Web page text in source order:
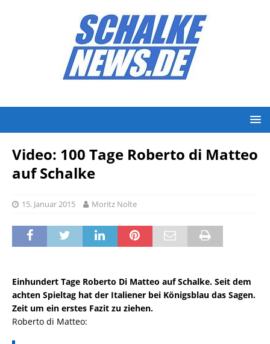
Video: 100 Tage Roberto di Matteo
auf Schalke
15. Januar 2015 Moritz Nolte
Einhundert Tage Roberto Di Matteo auf Schalke. Seit dem
achten Spieltag hat der Italiener bei Königsblau das Sagen.
Zeit um ein erstes Fazit zu ziehen.
Roberto di Matteo: